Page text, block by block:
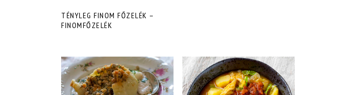
TÉNYLEG FINOM FŐZELÉK –
FINOMFŐZELÉK